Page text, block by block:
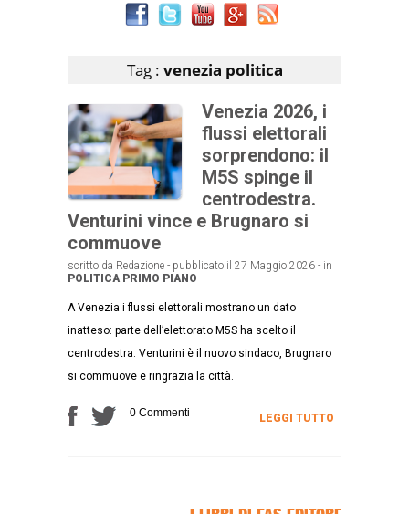
Tag : venezia politica
Venezia 2026, i
flussi elettorali
sorprendono: il
M5S spinge il
centrodestra.
Venturini vince e Brugnaro si
commuove
scritto da Redazione - pubblicato il 27 Maggio 2026 - in
POLITICA PRIMO PIANO
A Venezia i flussi elettorali mostrano un dato
inatteso: parte dell’elettorato M5S ha scelto il
centrodestra. Venturini è il nuovo sindaco, Brugnaro
si commuove e ringrazia la città.
0 Commenti LEGGI TUTTO